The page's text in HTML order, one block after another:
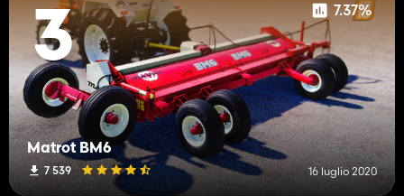
3 7.37%
Matrot BM6
7 539 16 luglio 2020